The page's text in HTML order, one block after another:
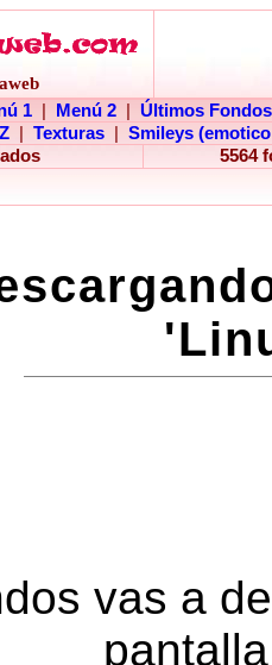
1 Menú 2
Últimos Fondos
Texturas
Smileys
5564
vas a